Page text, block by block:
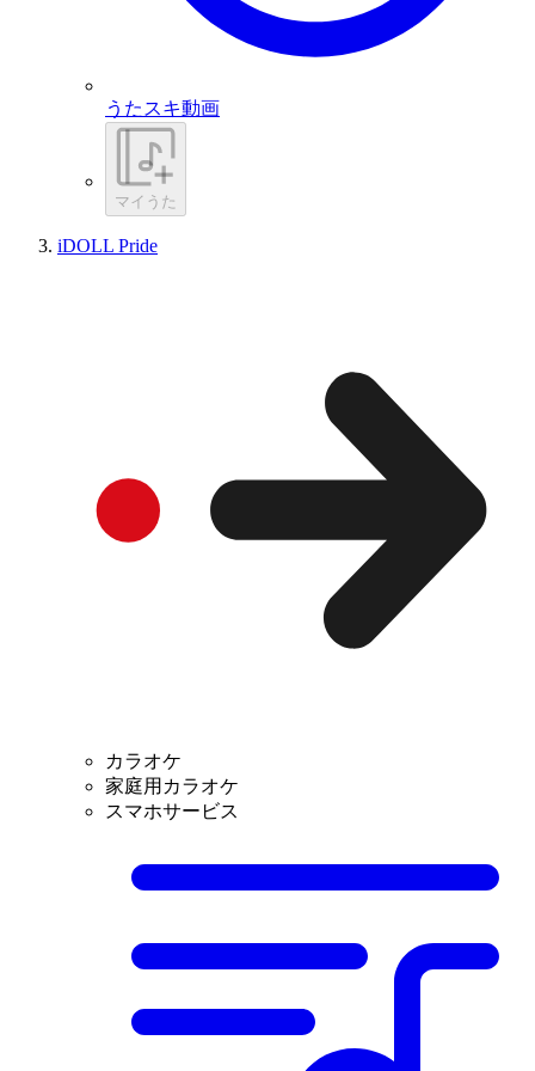
うたスキ動画
マイうた
iDOLL Pride
カラオケ
家庭用カラオケ
スマホサービス